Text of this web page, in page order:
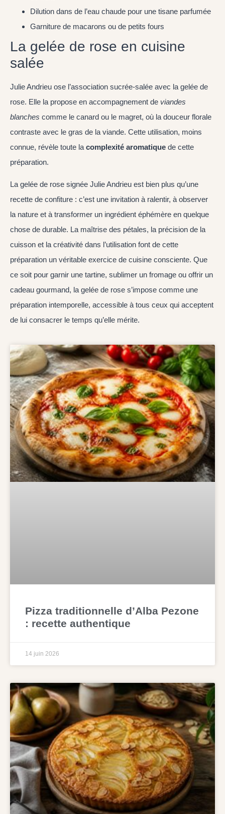
Pizza traditionnelle d’Alba Pezone
: recette authentique
14 juin 2026
Dilution dans de l’eau chaude pour une tisane parfumée
Garniture de macarons ou de petits fours
La gelée de rose en cuisine
salée
Julie Andrieu ose l’association sucrée-salée avec la gelée de
rose. Elle la propose en accompagnement de viandes
blanches comme le canard ou le magret, où la douceur florale
contraste avec le gras de la viande. Cette utilisation, moins
connue, révèle toute la complexité aromatique de cette
préparation.
La gelée de rose signée Julie Andrieu est bien plus qu’une
recette de confiture : c’est une invitation à ralentir, à observer
la nature et à transformer un ingrédient éphémère en quelque
chose de durable. La maîtrise des pétales, la précision de la
cuisson et la créativité dans l’utilisation font de cette
préparation un véritable exercice de cuisine consciente. Que
ce soit pour garnir une tartine, sublimer un fromage ou offrir un
cadeau gourmand, la gelée de rose s’impose comme une
préparation intemporelle, accessible à tous ceux qui acceptent
de lui consacrer le temps qu’elle mérite.